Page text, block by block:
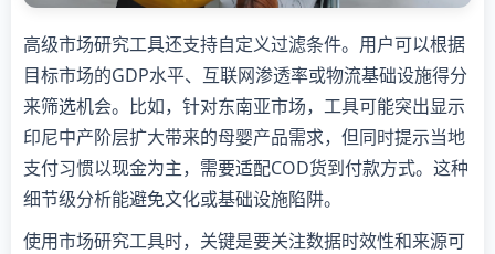
高级市场研究工具还支持自定义过滤条件。用户可以根据
目标市场的GDP水平、互联网渗透率或物流基础设施得分
来筛选机会。比如，针对东南亚市场，工具可能突出显示
印尼中产阶层扩大带来的母婴产品需求，但同时提示当地
支付习惯以现金为主，需要适配COD货到付款方式。这种
细节级分析能避免文化或基础设施陷阱。
使用市场研究工具时，关键是要关注数据时效性和来源可